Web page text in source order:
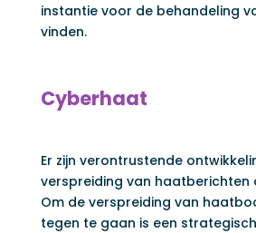
instantie voor de behandeling
vinden.
Cyberhaat
Er zijn verontrustende
verspreiding van haatberichten
Om de verspreiding van
tegen te gaan is een